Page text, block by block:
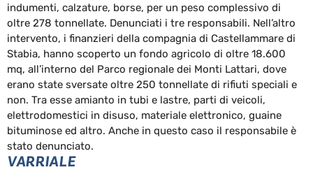
indumenti, calzature, borse, per un peso complessivo di
oltre 278 tonnellate. Denunciati i tre responsabili. Nell’altro
intervento, i finanzieri della compagnia di Castellammare di
Stabia, hanno scoperto un fondo agricolo di oltre 18.600
mq, all’interno del Parco regionale dei Monti Lattari, dove
erano state sversate oltre 250 tonnellate di rifiuti speciali e
non. Tra esse amianto in tubi e lastre, parti di veicoli,
elettrodomestici in disuso, materiale elettronico, guaine
bituminose ed altro. Anche in questo caso il responsabile è
stato denunciato.
VARRIALE